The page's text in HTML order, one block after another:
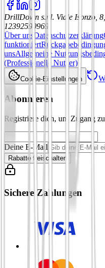
DrillDown s.r.l. Viale Isonzo,
12392590969
Über uns Datenschutzerklärung
funktioniert
unsAllgemeine
(Professionelle Nutzer)
Cookie-Einstellungen
Abonnieren
Registriere dich, um Zugang
Deine E-Mail
Rabatte freischalten
Sichere Zahlungen